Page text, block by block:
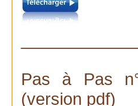
Pas à Pas
(version pdf)